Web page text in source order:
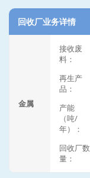
回收厂业务详情
金属
接收废
料：
再生产
品：
产能
（吨/
年）：
回收厂数
量：